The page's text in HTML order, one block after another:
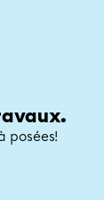
posées!